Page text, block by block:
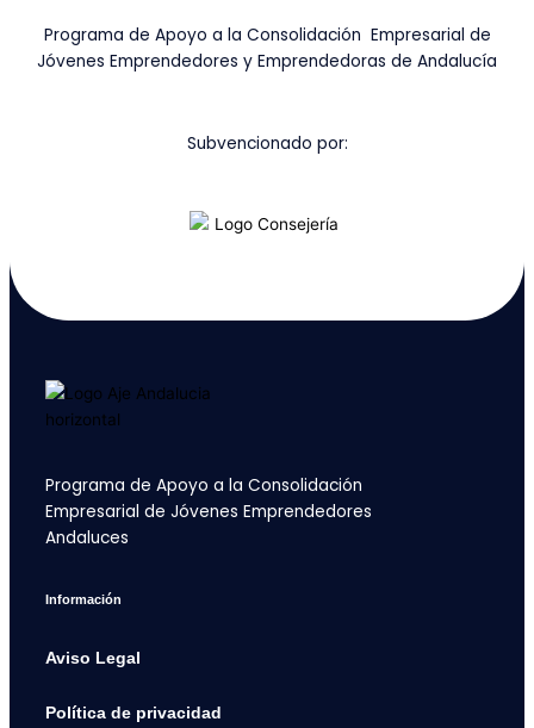
Programa de Apoyo a la Consolidación Empresarial de
Jóvenes Emprendedores y Emprendedoras de Andalucía
Subvencionado por:
Programa de Apoyo a la Consolidación
Empresarial de Jóvenes Emprendedores
Andaluces
Información
Aviso Legal
Política de privacidad